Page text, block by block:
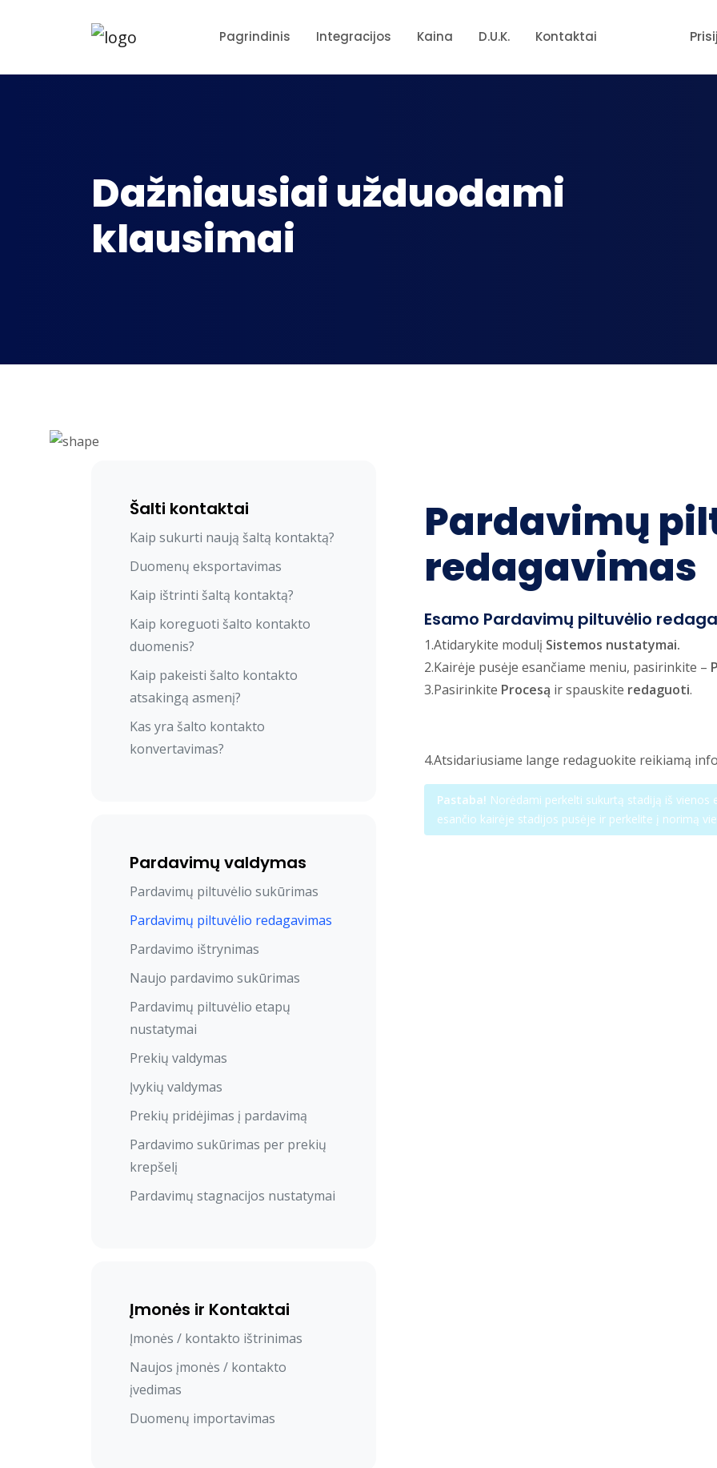
Pagrindinis Integracijos Kaina D.U.K. Kontaktai
Dažniausiai užduodami
klausimai
Šalti kontaktai
Kaip sukurti naują šaltą kontaktą?
Duomenų eksportavimas
Kaip ištrinti šaltą kontaktą?
Kaip koreguoti šalto kontakto
duomenis?
Kaip pakeisti šalto kontakto
atsakingą asmenį?
Kas yra šalto kontakto
konvertavimas?
Pardavimų valdymas
Pardavimų piltuvėlio sukūrimas
Pardavimų piltuvėlio redagavimas
Pardavimo ištrynimas
Naujo pardavimo sukūrimas
Pardavimų piltuvėlio etapų
nustatymai
Prekių valdymas
Įvykių valdymas
Prekių pridėjimas į pardavimą
Pardavimo sukūrimas per prekių
krepšelį
Pardavimų stagnacijos nustatymai
Įmonės ir Kontaktai
Įmonės / kontakto ištrinimas
Naujos įmonės / kontakto
įvedimas
Duomenų importavimas
Pardavimų
redagavimas
Esamo Pardavimų piltuvėlio
1.Atidarykite modulį Sistemos nustatymai.
2.Kairėje pusėje esančiame meniu, pasirinkite –
3.Pasirinkite Procesą ir spauskite redaguoti.
4.Atsidariusiame lange redaguokite reikiamą
Pastaba! Norėdami perkelti sukurtą stadiją iš vienos
esančio kairėje stadijos pusėje ir perkelite į norimą